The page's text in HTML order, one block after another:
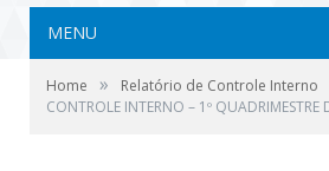
MENU
Home » Relatório de Controle Interno
CONTROLE INTERNO – 1º QUADRIMESTRE